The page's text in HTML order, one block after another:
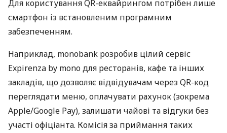
Для користування QR-еквайрингом потрібен лише
смартфон із встановленим програмним
забезпеченням.
Наприклад, monobank розробив цілий сервіс
Expirenza by mono для ресторанів, кафе та інших
закладів, що дозволяє відвідувачам через QR-код
переглядати меню, оплачувати рахунок (зокрема
Apple/Google Pay), залишати чайові та відгуки без
участі офіціанта. Комісія за приймання таких